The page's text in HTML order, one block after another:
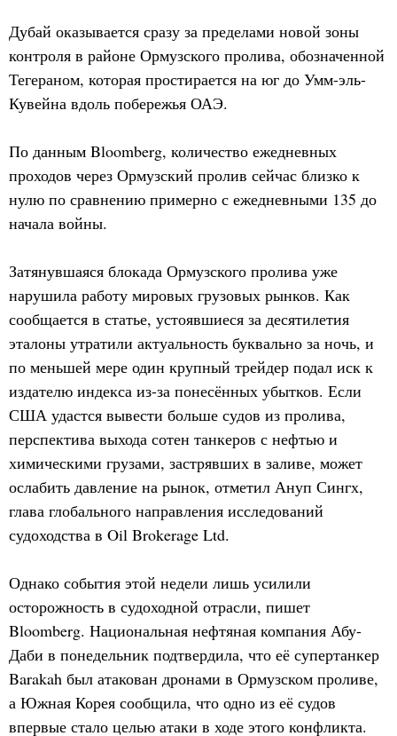
Дубай оказывается сразу за пределами новой зоны
контроля в районе Ормузского пролива, обозначенной
Тегераном, которая простирается на юг до Умм-эль-
Кувейна вдоль побережья ОАЭ.
По данным Bloomberg, количество ежедневных
проходов через Ормузский пролив сейчас близко к
нулю по сравнению примерно с ежедневными 135 до
начала войны.
Затянувшаяся блокада Ормузского пролива уже
нарушила работу мировых грузовых рынков. Как
сообщается в статье, устоявшиеся за десятилетия
эталоны утратили актуальность буквально за ночь, и
по меньшей мере один крупный трейдер подал иск к
издателю индекса из-за понесённых убытков. Если
США удастся вывести больше судов из пролива,
перспектива выхода сотен танкеров с нефтью и
химическими грузами, застрявших в заливе, может
ослабить давление на рынок, отметил Ануп Сингх,
глава глобального направления исследований
судоходства в Oil Brokerage Ltd.
Однако события этой недели лишь усилили
осторожность в судоходной отрасли, пишет
Bloomberg. Национальная нефтяная компания Абу-
Даби в понедельник подтвердила, что её супертанкер
Barakah был атакован дронами в Ормузском проливе,
а Южная Корея сообщила, что одно из её судов
впервые стало целью атаки в ходе этого конфликта.